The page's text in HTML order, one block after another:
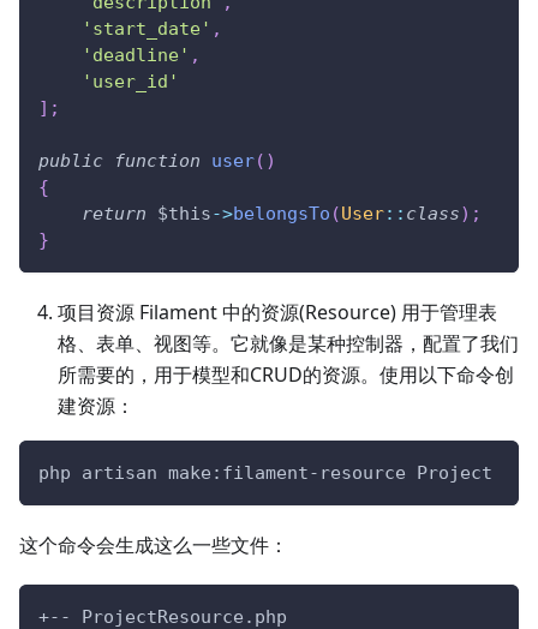
'start_date' ,
'deadline' ,
'user_id'
] ;
public function user( )
{
return
$this->belongsTo (User:: class) ;
}
项目资源 Filament 中的资源(Resource) 用于管理表
格、表单、视图等。它就像是某种控制器，配置了我们
所需要的，用于模型和CRUD的资源。使用以下命令创
建资源：
php artisan make:filament-resource Project
这个命令会生成这么一些文件：
+-- ProjectResource.php